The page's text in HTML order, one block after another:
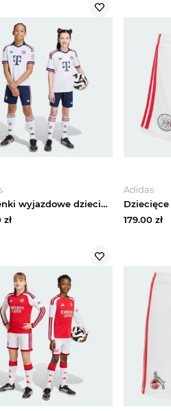
Spodenki wyjazdowe dziecięce FC Bayern 26 / 27 Adidas Night Indigo
zł
Adidas
179.00zł